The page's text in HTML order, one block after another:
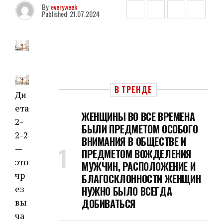
By everyweek
Published 21.07.2024
Ди
ета
2-
2-2
—
это
чр
ез
вы
ча
В ТРЕНДЕ
ЖЕНЩИНЫ ВО ВСЕ ВРЕМЕНА
БЫЛИ ПРЕДМЕТОМ ОСОБОГО
ВНИМАНИЯ В ОБЩЕСТВЕ И
ПРЕДМЕТОМ ВОЖДЕЛЕНИЯ
МУЖЧИН, РАСПОЛОЖЕНИЕ И
БЛАГОСКЛОННОСТИ ЖЕНЩИН
НУЖНО БЫЛО ВСЕГДА
ДОБИВАТЬСЯ